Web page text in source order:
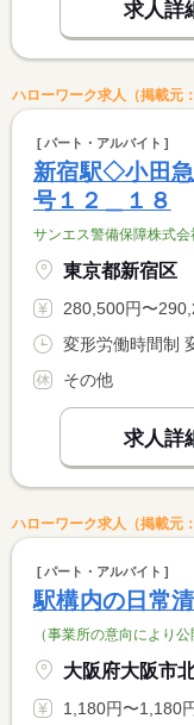
求人詳
ハローワーク求人（掲載元
パート・アルバイト
新宿駅◇小田
号１２＿１８
サンエス警備保障株式
東京都新宿区
280,500円〜290,250円 ※フルタイム
その他
求人詳
ハローワーク求人（掲載元
パート・アルバイト
駅構内の日常
（事業所の意向により公
大阪府大阪市
1,180円〜1,180円 ※フルタイム求